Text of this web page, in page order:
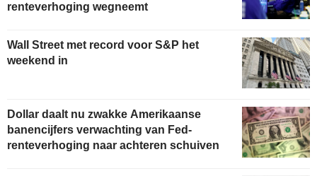
renteverhoging wegneemt
Wall Street met record voor S&P het
weekend in
Dollar daalt nu zwakke Amerikaanse
banencijfers verwachting van Fed-
renteverhoging naar achteren schuiven